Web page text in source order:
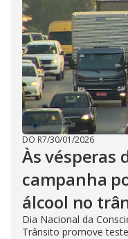
DO R7/30/01/2026
Às vésperas
campanha
álcool no
Dia Nacional da
Trânsito promove